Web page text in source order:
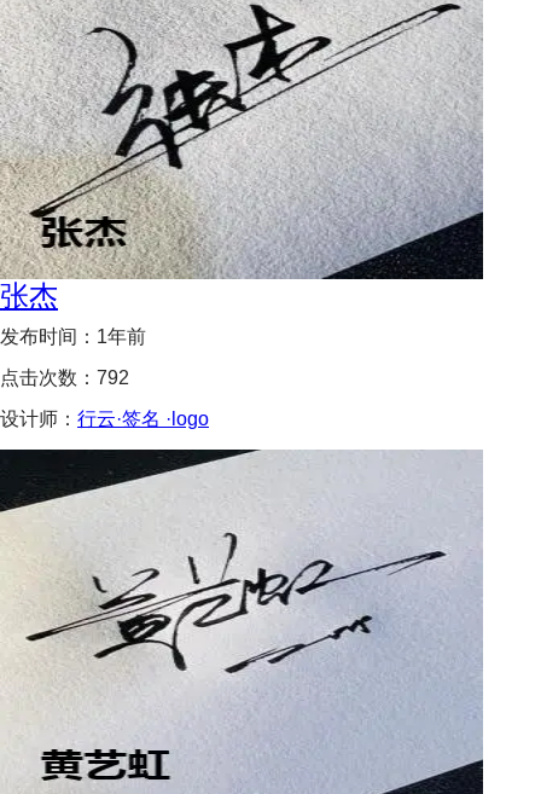
张杰
发布时间： 1年前
点击次数： 792
设计师： 行云·签名 ·logo